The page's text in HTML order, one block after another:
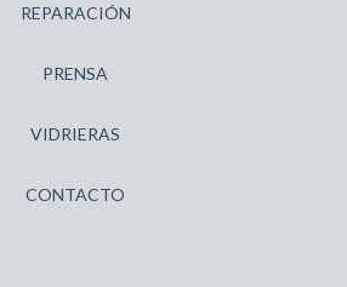
REPARACIÓN
PRENSA
VIDRIERAS
CONTACTO